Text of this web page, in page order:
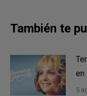
También te
en
5